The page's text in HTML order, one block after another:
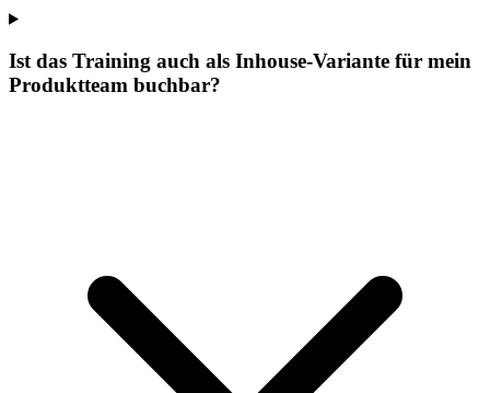
Ist das Training auch als Inhouse-Variante für mein
Produktteam buchbar?